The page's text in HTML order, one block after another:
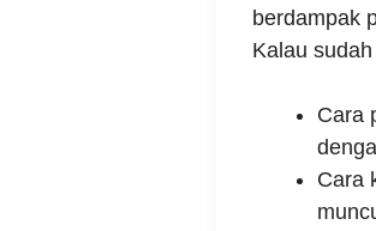
berdampak
Kalau
Cara
Cara